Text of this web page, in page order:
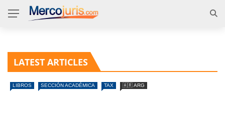
LATEST ARTICLES
LIBROS SECCIÓN ACADÉMICA TAX 🇦🇷 ARG